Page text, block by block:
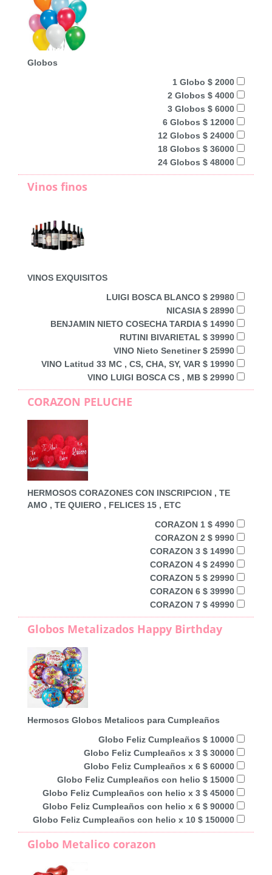
Globos
1 Globo $ 2000
2 Globos $ 4000
3 Globos $ 6000
6 Globos $ 12000
12 Globos $ 24000
18 Globos $ 36000
24 Globos $ 48000
Vinos finos
VINOS EXQUISITOS
LUIGI BOSCA BLANCO $ 29980
NICASIA $ 28990
BENJAMIN NIETO COSECHA TARDIA $ 14990
RUTINI BIVARIETAL $ 39990
VINO Nieto Senetiner $ 25990
VINO Latitud 33 MC , CS, CHA, SY, VAR $ 19990
VINO LUIGI BOSCA CS , MB $ 29990
CORAZON PELUCHE
HERMOSOS CORAZONES CON INSCRIPCION , TE
AMO , TE QUIERO , FELICES 15 , ETC
CORAZON 1 $ 4990
CORAZON 2 $ 9990
CORAZON 3 $ 14990
CORAZON 4 $ 24990
CORAZON 5 $ 29990
CORAZON 6 $ 39990
CORAZON 7 $ 49990
Globos Metalizados Happy Birthday
Hermosos Globos Metalicos para Cumpleaños
Globo Feliz Cumpleaños $ 10000
Globo Feliz Cumpleaños x 3 $ 30000
Globo Feliz Cumpleaños x 6 $ 60000
Globo Feliz Cumpleaños con helio $ 15000
Globo Feliz Cumpleaños con helio x 3 $ 45000
Globo Feliz Cumpleaños con helio x 6 $ 90000
Globo Feliz Cumpleaños con helio x 10 $ 150000
Globo Metalico corazon